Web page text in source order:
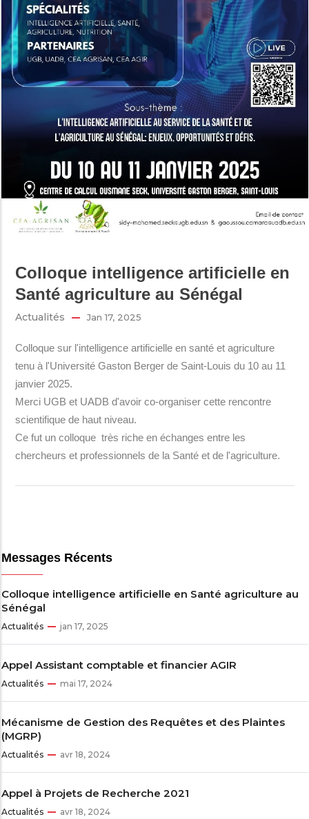
Colloque intelligence artificielle en
Santé agriculture au Sénégal
Actualités Jan 17, 2025
Colloque sur l'intelligence artificielle en santé et agriculture
tenu à l'Université Gaston Berger de Saint-Louis du 10 au 11
janvier 2025.
Merci UGB et UADB d'avoir co-organiser cette rencontre
scientifique de haut niveau.
Ce fut un colloque très riche en échanges entre les
chercheurs et professionnels de la Santé et de l'agriculture.
Messages Récents
Colloque intelligence artificielle en Santé agriculture au
Sénégal
Actualités jan 17, 2025
Appel Assistant comptable et financier AGIR
Actualités mai 17, 2024
Mécanisme de Gestion des Requêtes et des Plaintes
(MGRP)
Actualités avr 18, 2024
Appel à Projets de Recherche 2021
Actualités avr 18, 2024